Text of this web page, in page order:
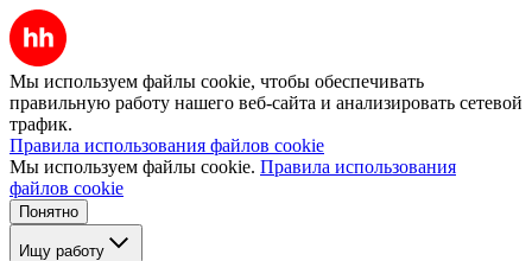
Мы используем файлы cookie, чтобы обеспечивать
правильную работу нашего веб-сайта и анализировать сетевой
трафик.
Правила использования файлов cookie
Мы используем файлы cookie. Правила использования
файлов cookie
Понятно
Ищу работу